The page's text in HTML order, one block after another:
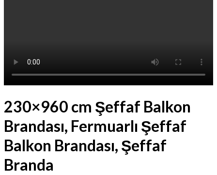
230×960 cm Şeffaf Balkon
Brandası, Fermuarlı Şeffaf
Balkon Brandası, Şeffaf
Branda